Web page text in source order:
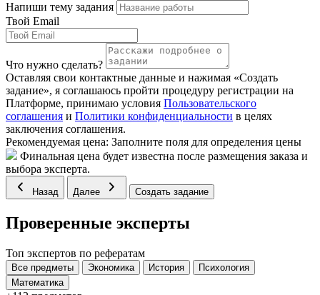
Напиши тему задания
Твой Email
Что нужно сделать?
Оставляя свои контактные данные и нажимая «Создать
задание», я соглашаюсь пройти процедуру регистрации на
Платформе, принимаю условия Пользовательского
соглашения и Политики конфиденциальности в целях
заключения соглашения.
Рекомендуемая цена: Заполните поля для определения цены
Финальная цена будет известна после размещения заказа и
выбора эксперта.
Назад Далее Создать задание
Проверенные эксперты
Топ экспертов по рефератам
Все предметы Экономика История
Психология
Математика